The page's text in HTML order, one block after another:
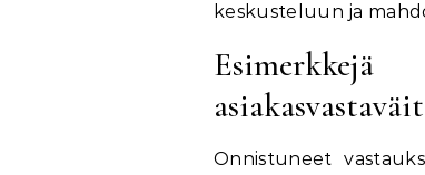
keskusteluun ja
Onnistuneet